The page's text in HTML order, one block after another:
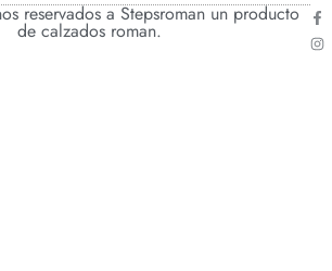
reservados a Stepsroman un producto
de calzados roman.